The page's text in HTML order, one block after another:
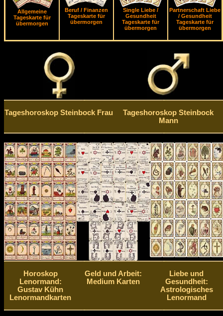
Allgemeine
Tageskarte für
übermorgen
Beruf / Finanzen
Tageskarte für
übermorgen
Single Liebe /
Gesundheit
Tageskarte für
übermorgen
Partnerschaft Liebe
/ Gesundheit
Tageskarte für
übermorgen
Tageshoroskop Steinbock Frau
Tageshoroskop Steinbock
Mann
Horoskop
Lenormand:
Gustav Kühn
Lenormandkarten
Geld und Arbeit:
Medium Karten
Liebe und
Gesundheit:
Astrologisches
Lenormand